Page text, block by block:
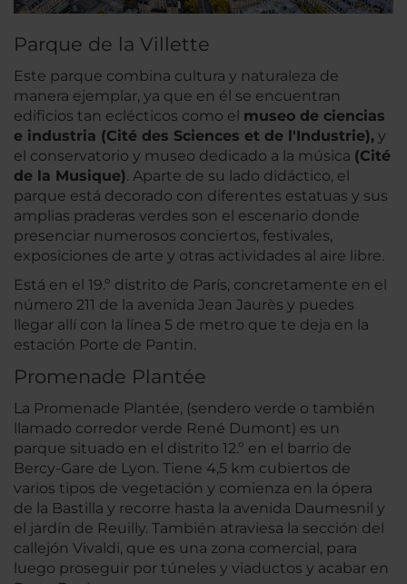
Parque de la Villette
Este parque combina cultura y naturaleza de
manera ejemplar, ya que en él se encuentran
edificios tan eclécticos como el museo de ciencias
e industria (Cité des Sciences et de l'Industrie), y
el conservatorio y museo dedicado a la música (Cité
de la Musique). Aparte de su lado didáctico, el
parque está decorado con diferentes estatuas y sus
amplias praderas verdes son el escenario donde
presenciar numerosos conciertos, festivales,
exposiciones de arte y otras actividades al aire libre.
Está en el 19.º distrito de París, concretamente en el
número 211 de la avenida Jean Jaurès y puedes
llegar allí con la línea 5 de metro que te deja en la
estación Porte de Pantin.
Promenade Plantée
La Promenade Plantée, (sendero verde o también
llamado corredor verde René Dumont) es un
parque situado en el distrito 12.º en el barrio de
Bercy-Gare de Lyon. Tiene 4,5 km cubiertos de
varios tipos de vegetación y comienza en la ópera
de la Bastilla y recorre hasta la avenida Daumesnil y
el jardín de Reuilly. También atraviesa la sección del
callejón Vivaldi, que es una zona comercial, para
luego proseguir por túneles y viaductos y acabar en